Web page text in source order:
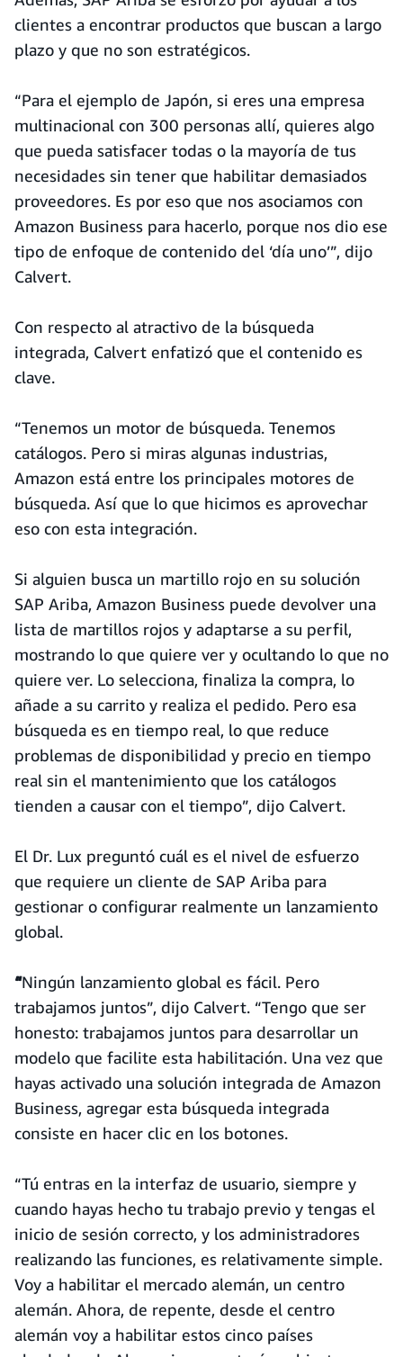
clientes a encontrar productos que buscan a largo
plazo y que no son estratégicos.
“Para el ejemplo de Japón, si eres una empresa
multinacional con 300 personas allí, quieres algo
que pueda satisfacer todas o la mayoría de tus
necesidades sin tener que habilitar demasiados
proveedores. Es por eso que nos asociamos con
Amazon Business para hacerlo, porque nos dio ese
tipo de enfoque de contenido del ‘día uno’”, dijo
Calvert.
Con respecto al atractivo de la búsqueda
integrada, Calvert enfatizó que el contenido es
clave.
“Tenemos un motor de búsqueda. Tenemos
catálogos. Pero si miras algunas industrias,
Amazon está entre los principales motores de
búsqueda. Así que lo que hicimos es aprovechar
eso con esta integración.
Si alguien busca un martillo rojo en su solución
SAP Ariba, Amazon Business puede devolver una
lista de martillos rojos y adaptarse a su perfil,
mostrando lo que quiere ver y ocultando lo que no
quiere ver. Lo selecciona, finaliza la compra, lo
añade a su carrito y realiza el pedido. Pero esa
búsqueda es en tiempo real, lo que reduce
problemas de disponibilidad y precio en tiempo
real sin el mantenimiento que los catálogos
tienden a causar con el tiempo”, dijo Calvert.
El Dr. Lux preguntó cuál es el nivel de esfuerzo
que requiere un cliente de SAP Ariba para
gestionar o configurar realmente un lanzamiento
global.
“Ningún lanzamiento global es fácil. Pero
trabajamos juntos”, dijo Calvert. “Tengo que ser
honesto: trabajamos juntos para desarrollar un
modelo que facilite esta habilitación. Una vez que
hayas activado una solución integrada de Amazon
Business, agregar esta búsqueda integrada
consiste en hacer clic en los botones.
“Tú entras en la interfaz de usuario, siempre y
cuando hayas hecho tu trabajo previo y tengas el
inicio de sesión correcto, y los administradores
realizando las funciones, es relativamente simple.
Voy a habilitar el mercado alemán, un centro
alemán. Ahora, de repente, desde el centro
alemán voy a habilitar estos cinco países